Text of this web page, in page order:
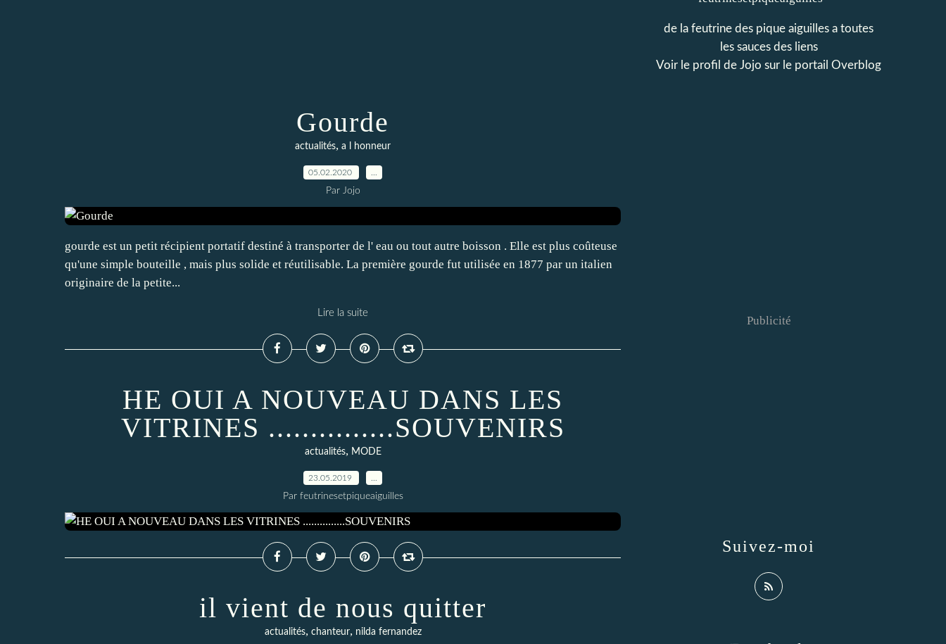
Gourde
actualités, a l honneur
05.02.2020
Par Jojo
gourde est un petit récipient portatif destiné à transporter de l' eau ou tout autre boisson . Elle est plus coûteuse
qu'une simple bouteille , mais plus solide et réutilisable. La première gourde fut utilisée en 1877 par un italien
originaire de la petite...
Lire la suite
HE OUI A NOUVEAU DANS LES
VITRINES ...............SOUVENIRS
actualités, MODE
23.05.2019
Par feutrinesetpiqueaiguilles
il vient de nous quitter
actualités, chanteur, nilda fernandez
de la feutrine des pique aiguilles a toutes
les sauces des liens
Voir le profil de Jojo sur le portail Overblog
Suivez-moi
Publicité